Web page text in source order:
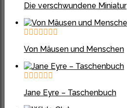
Die verschwundene Miniatur
Von Mäusen und Menschen
Jane Eyre – Taschenbuch